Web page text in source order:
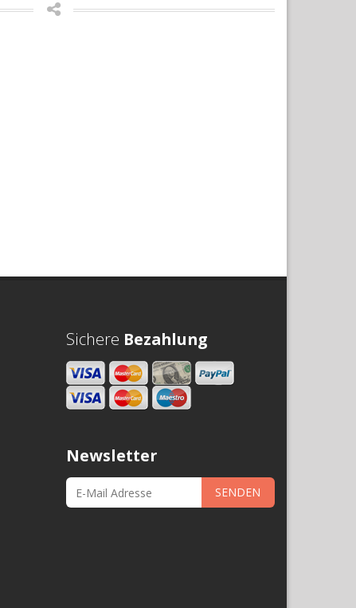
Sichere Bezahlung
Newsletter
SENDEN